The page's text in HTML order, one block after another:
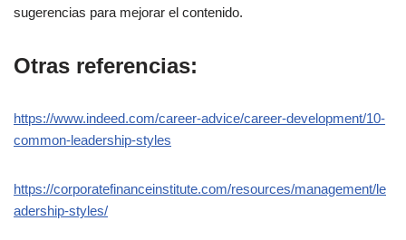
sugerencias para mejorar el contenido.
Otras referencias:
https://www.indeed.com/career-advice/career-development/10-
common-leadership-styles
https://corporatefinanceinstitute.com/resources/management/le
adership-styles/